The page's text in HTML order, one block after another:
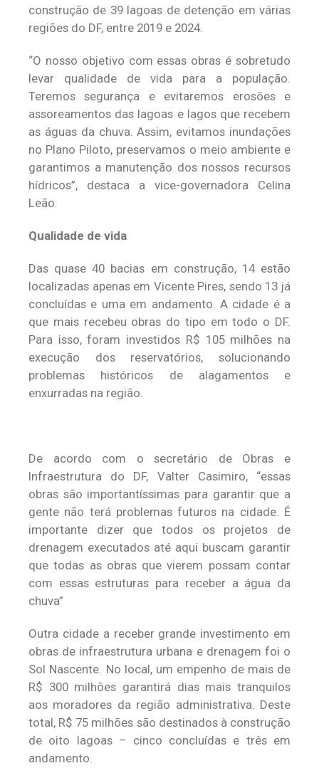
construção de 39 lagoas de detenção em várias
regiões do DF, entre 2019 e 2024.
“O nosso objetivo com essas obras é sobretudo
levar qualidade de vida para a população.
Teremos segurança e evitaremos erosões e
assoreamentos das lagoas e lagos que recebem
as águas da chuva. Assim, evitamos inundações
no Plano Piloto, preservamos o meio ambiente e
garantimos a manutenção dos nossos recursos
hídricos”, destaca a vice-governadora Celina
Leão.
Qualidade de vida
Das quase 40 bacias em construção, 14 estão
localizadas apenas em Vicente Pires, sendo 13 já
concluídas e uma em andamento. A cidade é a
que mais recebeu obras do tipo em todo o DF.
Para isso, foram investidos R$ 105 milhões na
execução dos reservatórios, solucionando
problemas históricos de alagamentos e
enxurradas na região.
De acordo com o secretário de Obras e
Infraestrutura do DF, Valter Casimiro, “essas
obras são importantíssimas para garantir que a
gente não terá problemas futuros na cidade. É
importante dizer que todos os projetos de
drenagem executados até aqui buscam garantir
que todas as obras que vierem possam contar
com essas estruturas para receber a água da
chuva”
Outra cidade a receber grande investimento em
obras de infraestrutura urbana e drenagem foi o
Sol Nascente. No local, um empenho de mais de
R$ 300 milhões garantirá dias mais tranquilos
aos moradores da região administrativa. Deste
total, R$ 75 milhões são destinados à construção
de oito lagoas – cinco concluídas e três em
andamento.